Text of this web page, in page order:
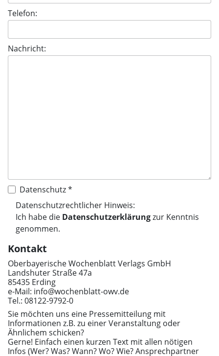
Telefon:
Nachricht:
Datenschutz *
Datenschutzrechtlicher Hinweis:
Ich habe die Datenschutzerklärungzur Kenntnis
genommen.
Kontakt
Oberbayerische Wochenblatt Verlags GmbH
Landshuter Straße 47a
85435 Erding
e-Mail: info@wochenblatt-owv.de
Tel.: 08122-9792-0
Sie möchten uns eine Pressemitteilung mit
Informationen z.B. zu einer Veranstaltung oder
Ähnlichem schicken?
Gerne! Einfach einen kurzen Text mit allen nötigen
Infos (Wer? Was? Wann? Wo? Wie? Ansprechpartner